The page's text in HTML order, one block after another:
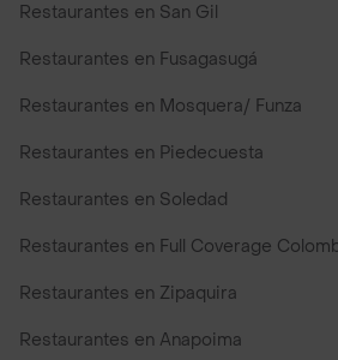
Restaurantes en San Gil
Restaurantes en Fusagasugá
Restaurantes en Mosquera/ Funza
Restaurantes en Piedecuesta
Restaurantes en Soledad
Restaurantes en Full Coverage
Restaurantes en Zipaquira
Restaurantes en Anapoima